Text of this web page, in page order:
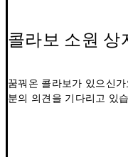
콜라보 소원 상
꿈꿔온 콜라보가 있으신
분의 의견을 기다리고 있